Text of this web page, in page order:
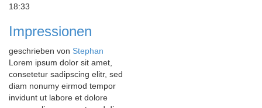
18:33
Impressionen
geschrieben von Stephan
Lorem ipsum dolor sit amet,
consetetur sadipscing elitr, sed
diam nonumy eirmod tempor
invidunt ut labore et dolore